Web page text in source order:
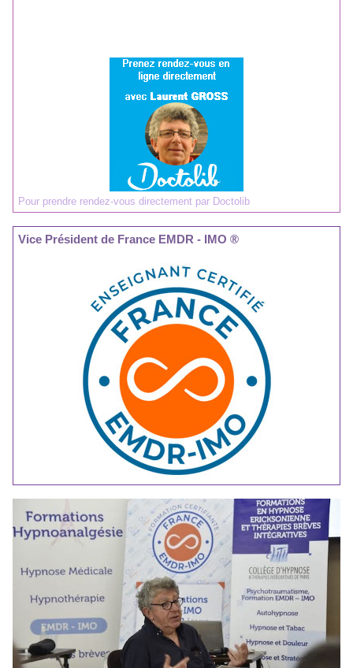
Pour prendre rendez-vous directement par Doctolib
Vice Président de France EMDR - IMO ®